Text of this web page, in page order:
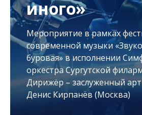
иного»
Мероприятие в рамках
современной музыки
буровая» в исполнении
оркестра Сургутской
Дирижёр – заслуженный
Денис Кирпанёв (Москва)